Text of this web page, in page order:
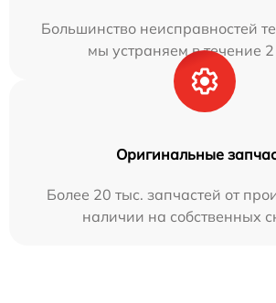
Большинство неисправностей
мы устраняем в течение 2
Оригинальные
Более 20 тыс. запчастей от
наличии на собственных